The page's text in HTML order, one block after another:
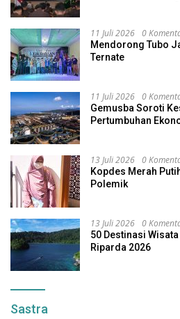
11 Juli 2026 0
Mendorong Tubo
Ternate
11 Juli 2026 0
Gemusba Soroti
Pertumbuhan
13 Juli 2026 0
Kopdes Merah
Polemik
13 Juli 2026 0
50 Destinasi
Riparda 2026
Sastra